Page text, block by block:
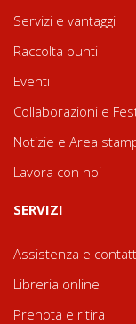
Servizi e vantaggi
Raccolta punti
Eventi
Collaborazioni e
Notizie e Area
Lavora con noi
SERVIZI
Assistenza e
Libreria online
Prenota e ritira